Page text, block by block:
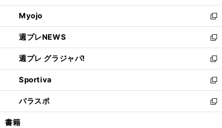
開
く
ウ
で
開
く
ン
ド
ウ
で
開
く
ウ
ィ
ン
ド
ウ
で
開
く
Myojo
新
し
い
ウ
ィ
ン
ド
ウ
で
開
週プレNEWS
新
し
い
ウ
ィ
ン
ド
ウ
週プレ グラジャパ!
新
し
い
ウ
ィ
ン
Sportiva
新
し
い
ウ
パラスポ
新
し
書籍